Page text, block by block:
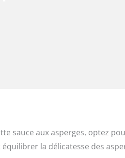
sauce aux asperges, optez
la délicatesse des